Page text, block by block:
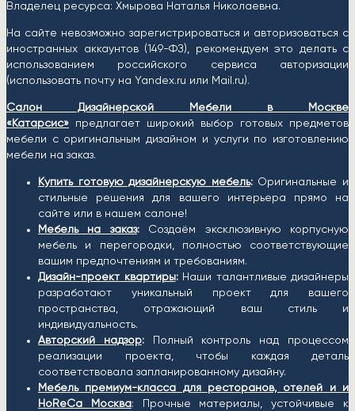
Владелец ресурса: Хмырова Наталья Николаевна.
На сайте невозможно зарегистрироваться и авторизоваться с
иностранных аккаунтов (149-ФЗ), рекомендуем это делать с
использованием российского сервиса авторизации
(использовать почту на Yandex.ru или Mail.ru).
Салон Дизайнерской Мебели в Москве
«Катарсис»
предлагает широкий выбор готовых предметов
мебели с оригинальным дизайном и услуги по изготовлению
мебели на заказ.
Купить готовую дизайнерскую мебель:Оригинальные и
стильные решения для вашего интерьера прямо на
сайте или в нашем салоне!
Мебель на заказ:Создаём эксклюзивную корпусную
мебель и перегородки, полностью соответствующие
вашим предпочтениям и требованиям.
Дизайн-проект квартиры:Наши талантливые дизайнеры
разработают уникальный проект для вашего
пространства, отражающий ваш стиль и
индивидуальность.
Авторский надзор:Полный контроль над процессом
реализации проекта, чтобы каждая деталь
соответствовала запланированному дизайну.
Мебель премиум-класса для ресторанов, отелей и и
HoReCa Москва: Прочные материалы, устойчивые к